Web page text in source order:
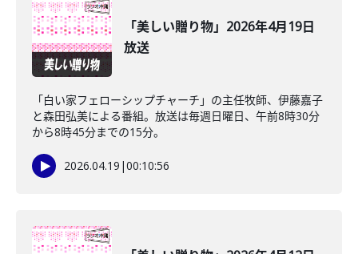
「美しい贈り物」2026年4月19日
放送
「白い家フェローシップチャーチ」の主任牧師、伊藤嘉子
と森田弘美による番組。放送は毎週日曜日、午前8時30分
から8時45分までの15分。
2026.04.19 |00:10:56